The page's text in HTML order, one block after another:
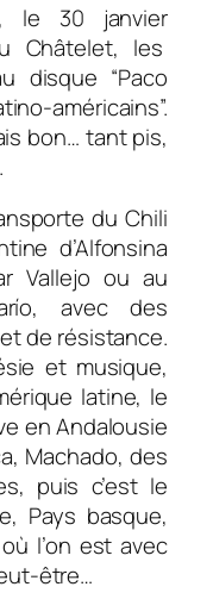
le 30 janvier
Châtelet, les
disque “Paco
américains”.
bon… tant pis,
du Chili
d’Alfonsina
Vallejo ou au
avec des
de résistance.
et musique,
latine, le
en Andalousie
Machado, des
puis c’est le
Pays basque,
l’on est avec
être…